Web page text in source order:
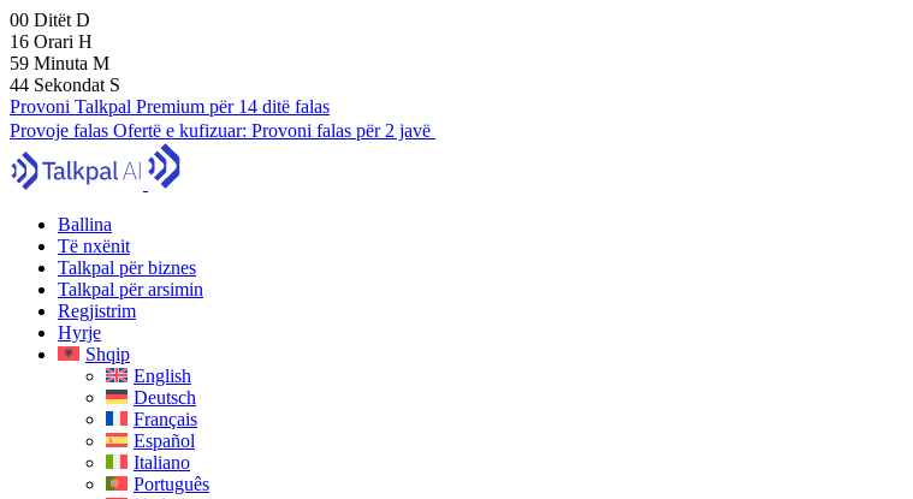
00 Ditët D
16 Orari H
59 Minuta M
43 Sekondat S
Provoni Talkpal Premium për 14 ditë falas
Provoje falas Ofertë e kufizuar: Provoni falas për 2 javë
Ballina
Të nxënit
Talkpal për biznes
Talkpal për arsimin
Regjistrim
Hyrje
Shqip
English
Deutsch
Français
Español
Italiano
Português